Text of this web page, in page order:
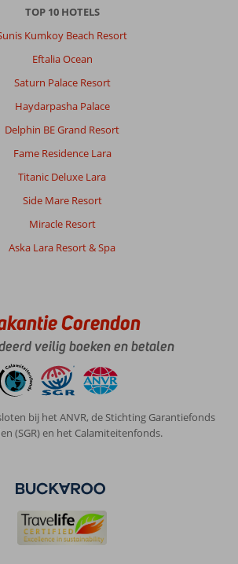
TOP 10 HOTELS
Kumkoy Beach Resort
Eftalia Ocean
Saturn Palace Resort
Haydarpasha Palace
Delphin BE Grand Resort
Fame Residence Lara
Titanic Deluxe Lara
Side Mare Resort
Miracle Resort
Aska Lara Resort & Spa
Corendon
veilig boeken en betalen
bij het ANVR, de Stichting Garantiefonds
(SGR) en het Calamiteitenfonds.